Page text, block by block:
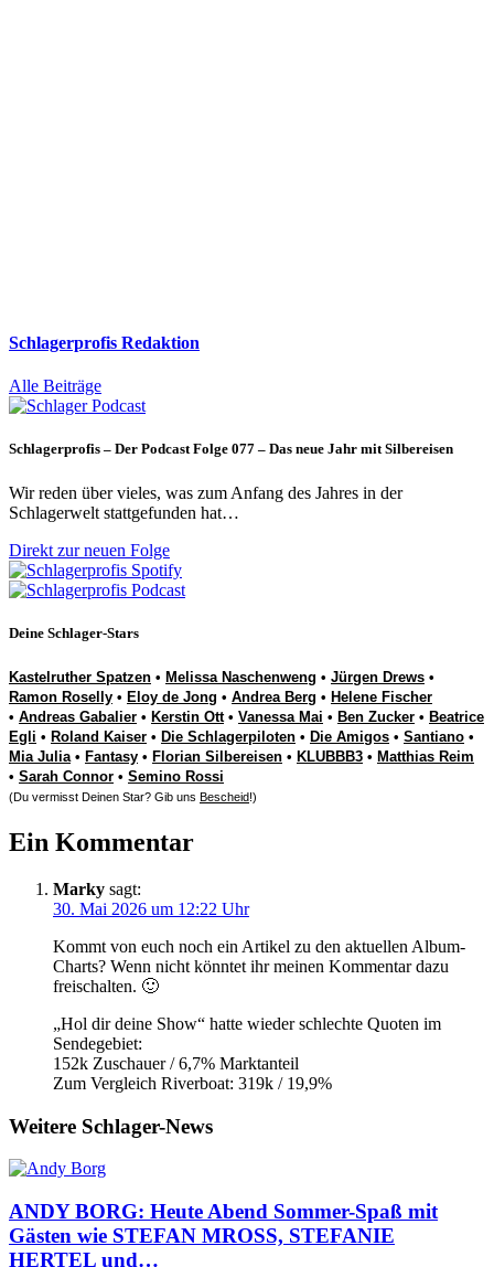
Schlagerprofis Redaktion
Alle Beiträge
Schlagerprofis – Der Podcast Folge 077 – Das neue Jahr mit Silbereisen
Wir reden über vieles, was zum Anfang des Jahres in der
Schlagerwelt stattgefunden hat…
Direkt zur neuen Folge
Deine Schlager-Stars
Kastelruther Spatzen • Melissa Naschenweng • Jürgen Drews •
Ramon Roselly • Eloy de Jong • Andrea Berg • Helene Fischer
• Andreas Gabalier • Kerstin Ott• Vanessa Mai • Ben Zucker • Beatrice
Egli • Roland Kaiser • Die Schlagerpiloten • Die Amigos • Santiano •
Mia Julia• Fantasy • Florian Silbereisen • KLUBBB3 • Matthias Reim
• Sarah Connor • Semino Rossi
(Du vermisst Deinen Star? Gib uns Bescheid!)
Ein Kommentar
Marky sagt:
30. Mai 2026 um 12:22 Uhr
Kommt von euch noch ein Artikel zu den aktuellen Album-
Charts? Wenn nicht könntet ihr meinen Kommentar dazu
freischalten. 🙂
„Hol dir deine Show“ hatte wieder schlechte Quoten im
Sendegebiet:
152k Zuschauer / 6,7% Marktanteil
Zum Vergleich Riverboat: 319k / 19,9%
Weitere Schlager-News
ANDY BORG: Heute Abend Sommer-Spaß mit
Gästen wie STEFAN MROSS, STEFANIE
HERTEL und…